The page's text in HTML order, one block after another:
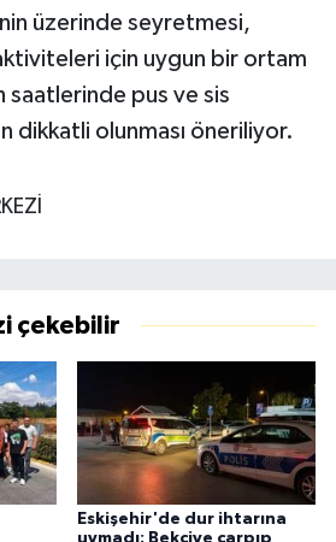
üzerinde seyretmesi,
için uygun bir ortam
saatlerinde pus ve sis
dikkatli olunması öneriliyor.
çekebilir
Eskişehir'de dur ihtarına
uymadı: Bekçiye çarpıp